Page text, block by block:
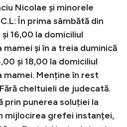
Nicolae și minorele
În prima sâmbătă din
16,00 la domiciliul
și în a treia duminică
şi 18,00 la domiciliul
Menține în rest
cheltuieli de judecată.
prin punerea soluției la
mijlocirea grefei instanței,